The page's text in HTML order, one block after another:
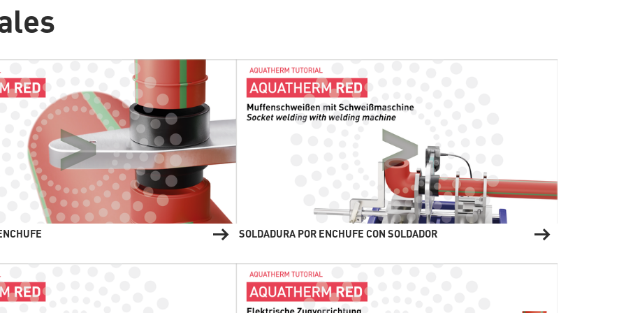
SOLDADURA POR ENCHUFE CON SOLDADOR